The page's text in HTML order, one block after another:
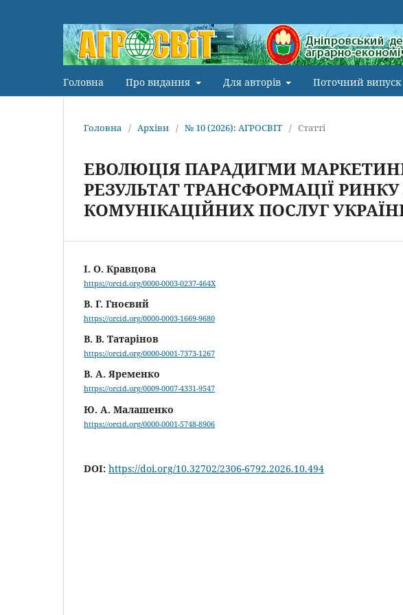
Головна Про видання Для авторів Поточний випуск
Головна / Архіви / № 10 (2026): АГРОСВІТ / Статті
ЕВОЛЮЦІЯ ПАРАДИГМИ
РЕЗУЛЬТАТ ТРАНСФОРМАЦІЇ
КОМУНІКАЦІЙНИХ ПОСЛУГ
І. О. Кравцова
https://orcid.org/0000-0003-0237-464X
В. Г. Гноєвий
https://orcid.org/0000-0003-1669-9680
В. В. Татарінов
https://orcid.org/0000-0001-7373-1267
В. А. Яременко
https://orcid.org/0009-0007-4331-9547
Ю. А. Малашенко
https://orcid.org/0000-0001-5748-8906
DOI: https://doi.org/10.32702/2306-6792.2026.10.494